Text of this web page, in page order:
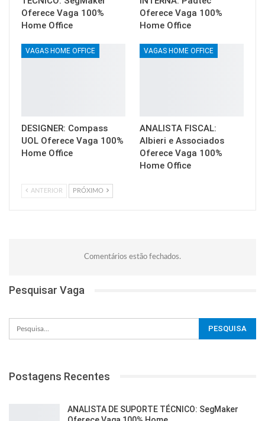
Oferece Vaga 100%
Home Office
Oferece Vaga 100%
Home Office
VAGAS HOME OFFICE
DESIGNER: Compass
UOL Oferece Vaga 100%
Home Office
VAGAS HOME OFFICE
ANALISTA FISCAL:
Albieri e Associados
Oferece Vaga 100%
Home Office
ANTERIOR PRÓXIMO
Comentários estão fechados.
Pesquisar Vaga
Postagens Recentes
ANALISTA DE SUPORTE TÉCNICO: SegMaker